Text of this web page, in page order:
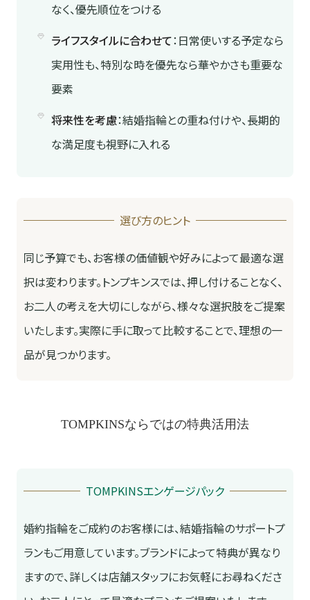
なく、優先順位をつける
ライフスタイルに合わせて：日常使いする予定なら
実用性も、特別な時を優先なら華やかさも重要な
要素
将来性を考慮：結婚指輪との重ね付けや、長期的
な満足度も視野に入れる
選び方のヒント
同じ予算でも、お客様の価値観や好みによって最適な選
択は変わります。トンプキンスでは、押し付けることなく、
お二人の考えを大切にしながら、様々な選択肢をご提案
いたします。実際に手に取って比較することで、理想の一
品が見つかります。
TOMPKINSならではの特典活用法
TOMPKINSエンゲージパック
婚約指輪をご成約のお客様には、結婚指輪のサポートプ
ランもご用意しています。ブランドによって特典が異なり
ますので、詳しくは店舗スタッフにお気軽にお尋ねくださ